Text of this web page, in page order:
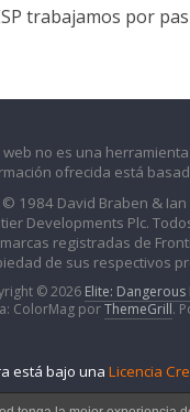
trabajamos por
web no es una
ofrecida está
© 1984 David Braben &
Developments Plc.
registradas de
de sus respectivos
© 2026 Elite: Dangerous
ColorMag porThemeGrill.
está bajo una Licencia